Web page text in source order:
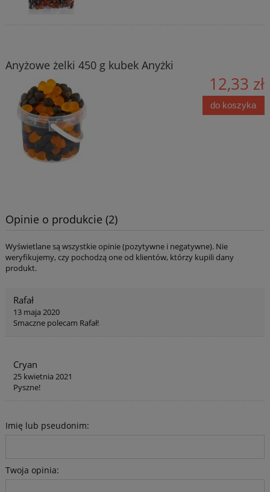
Anyżowe żelki 450 g kubek Anyżki
12,33 zł
do koszyka
Opinie o produkcie (2)
Wyświetlane są wszystkie opinie (pozytywne i negatywne). Nie
weryfikujemy, czy pochodzą one od klientów, którzy kupili dany
produkt.
Rafał
13 maja 2020
Smaczne polecam Rafał!
Cryan
25 kwietnia 2021
Pyszne!
Imię lub pseudonim:
Twoja opinia: